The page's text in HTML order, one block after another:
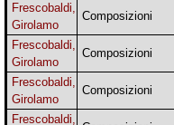
Frescobaldi,
Girolamo
Composizioni
Frescobaldi,
Girolamo
Composizioni
Frescobaldi,
Girolamo
Composizioni
Frescobaldi,